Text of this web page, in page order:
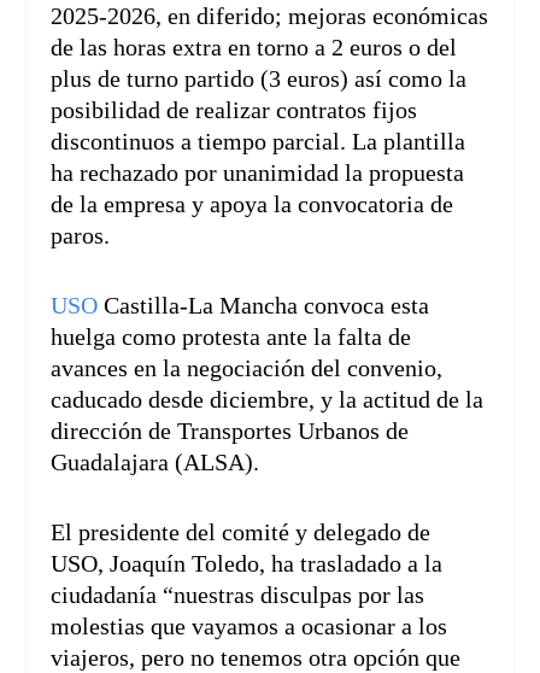
2025-2026, en diferido; mejoras económicas
de las horas extra en torno a 2 euros o del
plus de turno partido (3 euros) así como la
posibilidad de realizar contratos fijos
discontinuos a tiempo parcial. La plantilla
ha rechazado por unanimidad la propuesta
de la empresa y apoya la convocatoria de
paros.
USO Castilla-La Mancha convoca esta
huelga como protesta ante la falta de
avances en la negociación del convenio,
caducado desde diciembre, y la actitud de la
dirección de Transportes Urbanos de
Guadalajara (ALSA).
El presidente del comité y delegado de
USO, Joaquín Toledo, ha trasladado a la
ciudadanía “nuestras disculpas por las
molestias que vayamos a ocasionar a los
viajeros, pero no tenemos otra opción que